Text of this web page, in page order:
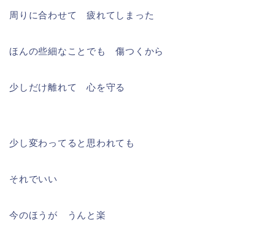
周りに合わせて 疲れてしまった
ほんの些細なことでも 傷つくから
少しだけ離れて 心を守る
少し変わってると思われても
それでいい
今のほうが うんと楽